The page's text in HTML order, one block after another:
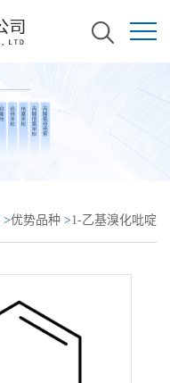
>优势品种 >1-乙基溴化吡啶